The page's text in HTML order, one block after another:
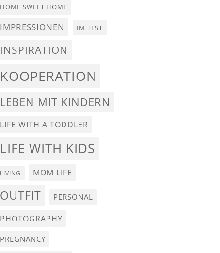
HOME SWEET HOME
IMPRESSIONEN IM TEST
INSPIRATION
KOOPERATION
LEBEN MIT KINDERN
LIFE WITH A TODDLER
LIFE WITH KIDS
LIVING MOM LIFE
OUTFIT PERSONAL
PHOTOGRAPHY
PREGNANCY